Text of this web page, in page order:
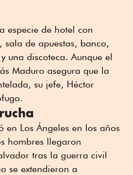
especie de hotel con
sala de apuestas, banco,
una discoteca. Aunque el
Maduro asegura que la
su jefe, Héctor
en Los Ángeles en los años
hombres llegaron
tras la guerra civil
se extendieron a